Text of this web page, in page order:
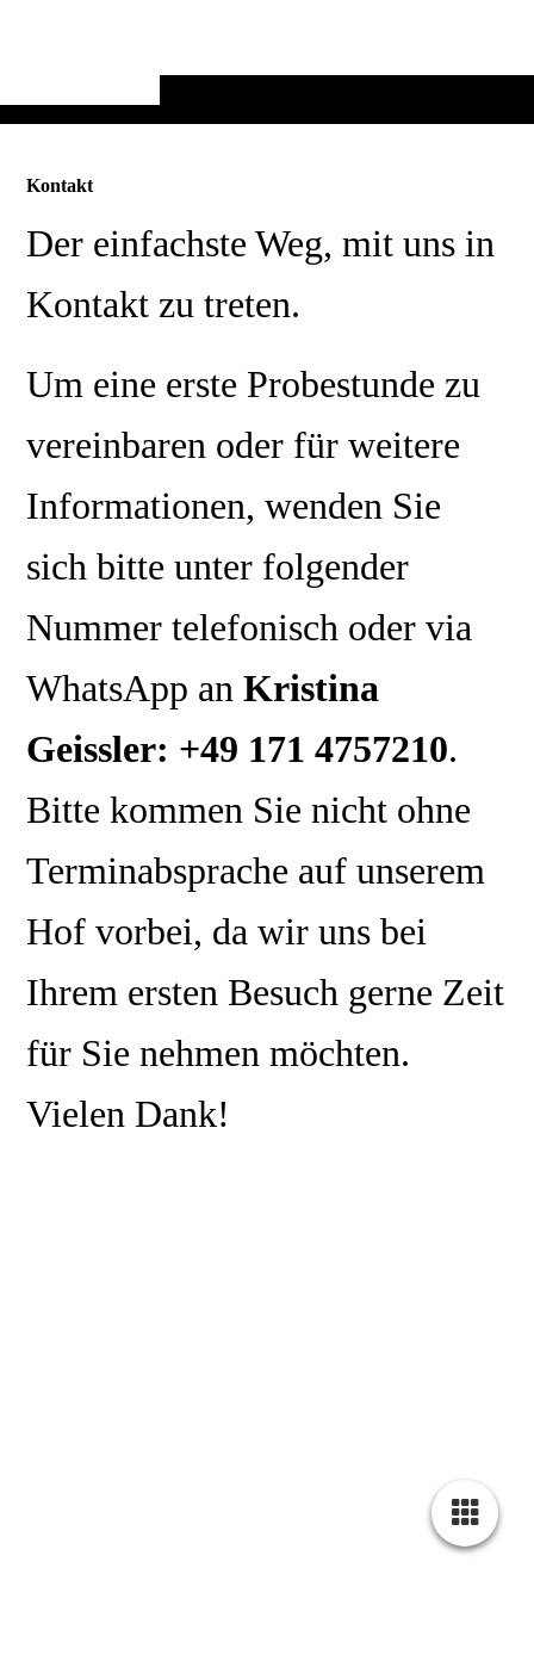
Kontakt
Der einfachste Weg, mit uns in
Kontakt zu treten.
Um eine erste Probestunde zu
vereinbaren oder für weitere
Informationen, wenden Sie
sich bitte unter folgender
Nummer telefonisch oder via
WhatsApp anKristina
Geissler: +49 171 4757210.
Bitte kommen Sie nicht ohne
Terminabsprache auf unserem
Hof vorbei, da wir uns bei
Ihrem ersten Besuch gerne Zeit
für Sie nehmen möchten.
Vielen Dank!